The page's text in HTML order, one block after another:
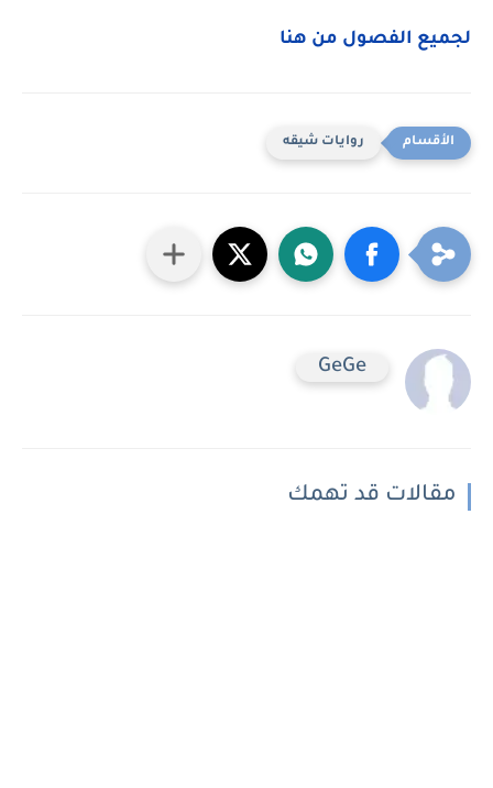
لجميع الفصول من هنا
روايات شيقه
GeGe
مقالات قد تهمك